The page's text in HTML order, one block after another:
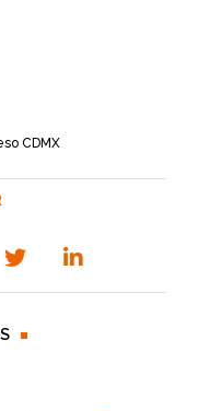
CDMX